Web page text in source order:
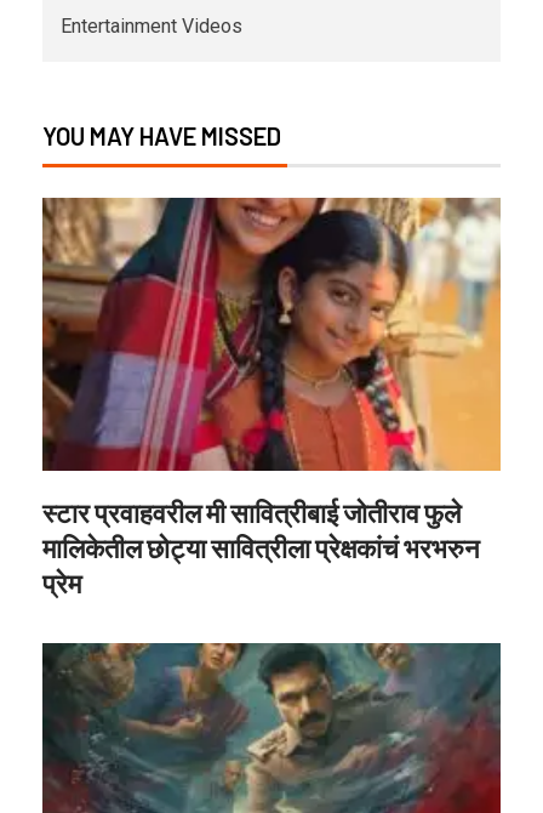
Entertainment Videos
YOU MAY HAVE MISSED
स्टार प्रवाहवरील मी सावित्रीबाई जोतीराव फुले
मालिकेतील छोट्या सावित्रीला प्रेक्षकांचं भरभरुन
प्रेम